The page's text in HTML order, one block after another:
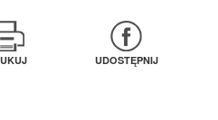
UDOSTĘPNIJ